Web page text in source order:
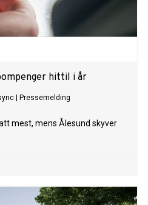
hittil i år
Pressemelding
mest, mens Ålesund skyver